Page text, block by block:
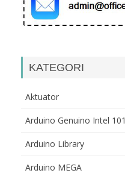
KATEGORI
Aktuator
Arduino Genuino Intel 101
Arduino Library
Arduino MEGA